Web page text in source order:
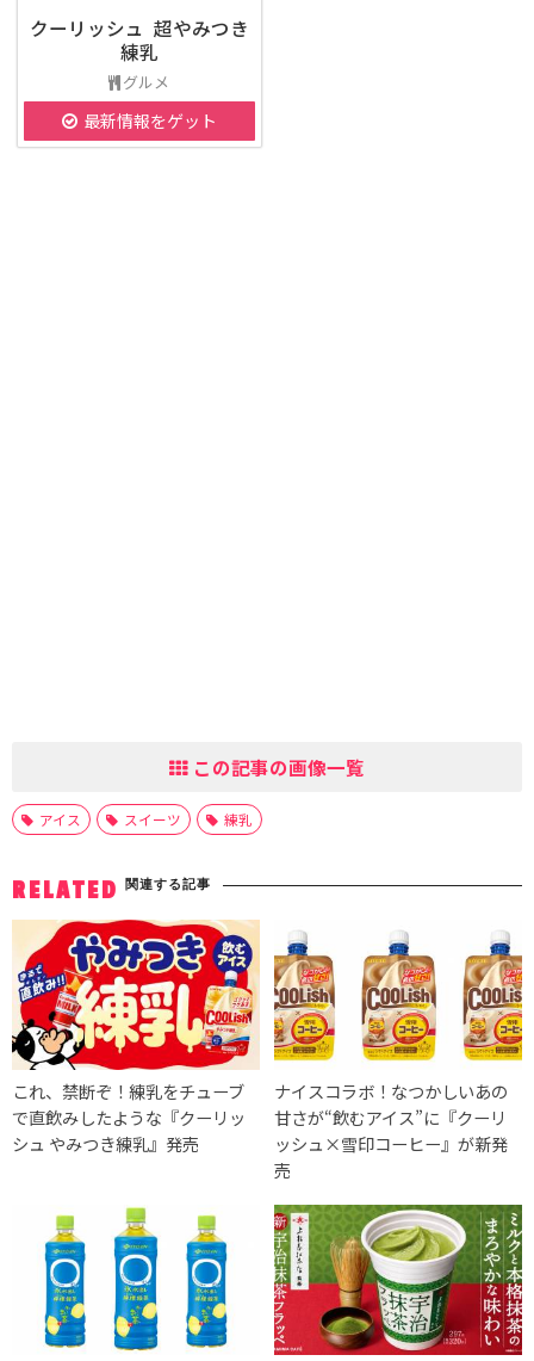
クーリッシュ 超やみつき
練乳
グルメ
最新情報をゲット
この記事の画像一覧
アイス スイーツ 練乳
RELATED 関連する記事
これ、禁断ぞ！練乳をチューブ
で直飲みしたような『クーリッ
シュ やみつき練乳』発売
ナイスコラボ！なつかしいあの
甘さが“飲むアイス”に『クーリ
ッシュ×雪印コーヒー』が新発
売